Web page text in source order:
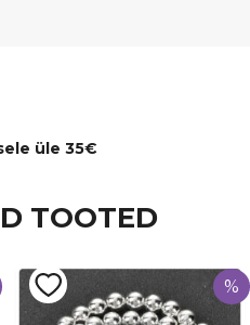
üle 35€
TOOTED
%